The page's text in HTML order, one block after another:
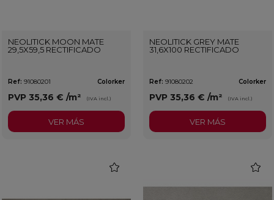
NEOLITICK MOON MATE
29,5X59,5 RECTIFICADO
Ref: 91080201 Colorker
PVP 35,36 € /m² (IVA incl.)
VER MÁS
NEOLITICK GREY MATE
31,6X100 RECTIFICADO
Ref: 91080202 Colorker
PVP 35,36 € /m² (IVA incl.)
VER MÁS